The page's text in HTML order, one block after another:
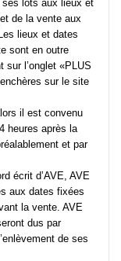
ses lots aux lieux et
de la vente aux
lieux et dates
sont en outre
sur l’onglet «PLUS
sur le site
il est convenu
heures après la
et par
écrit d’AVE, AVE
aux dates fixées
la vente. AVE
dus par
de ses